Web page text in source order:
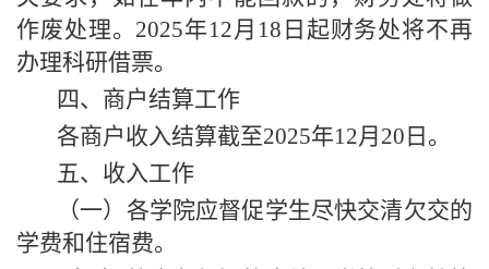
作废处理。 2025年12月18日起财务处将不再
办理科研借票。
四、商户结算工作
各商户收入结算截至2025年12月20日。
五、收入工作
（一）各学院应督促学生尽快交清欠交的
学费和住宿费。